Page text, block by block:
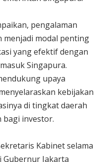
pengalaman
menjadi modal penting
yang efektif dengan
Singapura.
upaya
kebijakan
di tingkat daerah
bagi investor.
Kabinet selama
Gubernur Jakarta